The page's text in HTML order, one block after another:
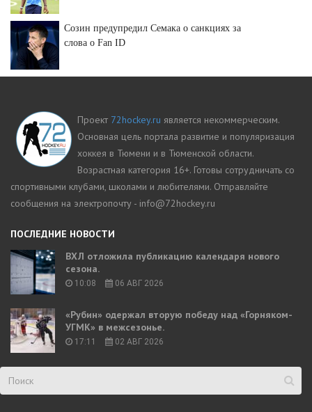
Созин предупредил Семака о санкциях за
слова о Fan ID
Проект 72hockey.ru является некоммерческим.
Основная цель портала развитие и популяризация
хоккея в Тюмени и в Тюменской области.
Возрастная категория 16+. Готовы сотрудничать со
спортивными клубами, школами и любителями. Отправляйте
сообщения на электропочту - info@72hockey.ru
ПОСЛЕДНИЕ НОВОСТИ
ВХЛ отложила публикацию календаря нового
сезона.
10:08 06 АВГ 2026
«Рубин» одержал вторую победу над «Горняком-
УГМК» в межсезонье.
17:11 02 АВГ 2026